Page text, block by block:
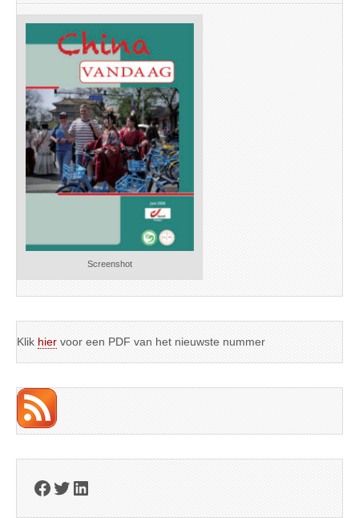
Screenshot
Klik hier voor een PDF van het nieuwste nummer
Facebook
Twitter
LinkedIn